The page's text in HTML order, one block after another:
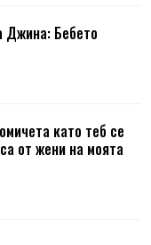
Джина: Бебето
като теб се
от жени на моята